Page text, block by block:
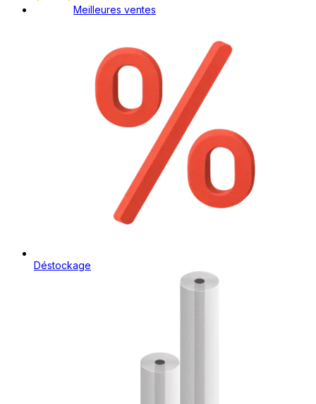
Meilleures ventes
Déstockage